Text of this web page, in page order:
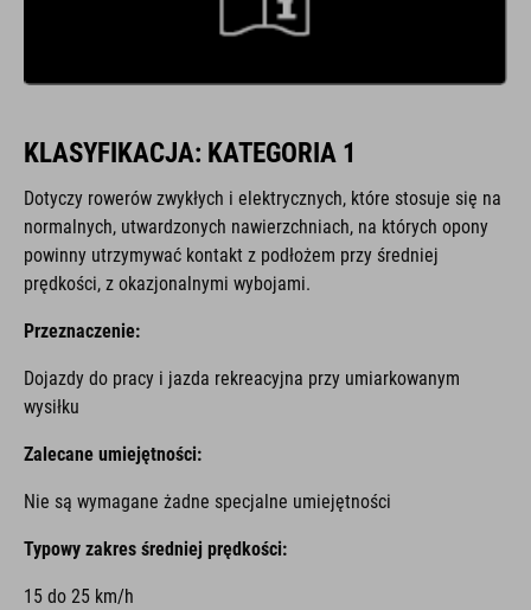
KLASYFIKACJA: KATEGORIA 1
Dotyczy rowerów zwykłych i elektrycznych, które stosuje się na
normalnych, utwardzonych nawierzchniach, na których opony
powinny utrzymywać kontakt z podłożem przy średniej
prędkości, z okazjonalnymi wybojami.
Przeznaczenie:
Dojazdy do pracy i jazda rekreacyjna przy umiarkowanym
wysiłku
Zalecane umiejętności:
Nie są wymagane żadne specjalne umiejętności
Typowy zakres średniej prędkości:
15 do 25 km/h